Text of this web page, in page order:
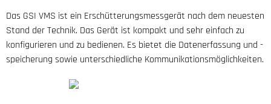
Das GSI VMS ist ein Erschütterungsmessgerät nach dem neuesten
Stand der Technik. Das Gerät ist kompakt und sehr einfach zu
konfigurieren und zu bedienen. Es bietet die Datenerfassung und -
speicherung sowie unterschiedliche Kommunikationsmöglichkeiten.